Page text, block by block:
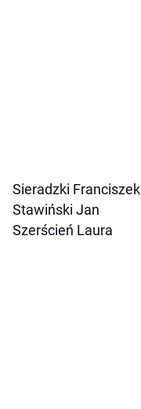
Sieradzki Franciszek
Stawiński Jan
Szerścień Laura